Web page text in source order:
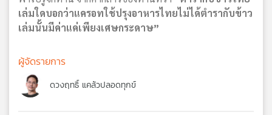
เล่มใดบอกว่าแครอทใช้ปรุงอาหารไทยไม่ได้ตำรากับข้าว
เล่มนั้นมีค่าแค่เพียงเศษกระดาษ”
ผู้จัดรายการ
ดวงฤทธิ์ แคล้วปลอดทุกข์